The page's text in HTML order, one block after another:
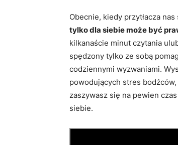
Obecnie, kiedy przytłacza
tylko dla siebie może być
kilkanaście minut czytania
spędzony tylko ze sobą
codziennymi wyzwaniami.
powodujących stres
zaszywasz się na pewien
siebie.